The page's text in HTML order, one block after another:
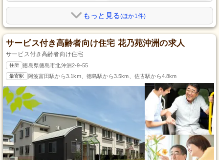
もっと見る(ほか1件)
サービス付き高齢者向け住宅 花乃苑沖洲の求人
サービス付き高齢者向け住宅
住所 徳島県徳島市北沖洲2-9-55
最寄駅 阿波富田駅から3.1km、徳島駅から3.5km、佐古駅から4.8km